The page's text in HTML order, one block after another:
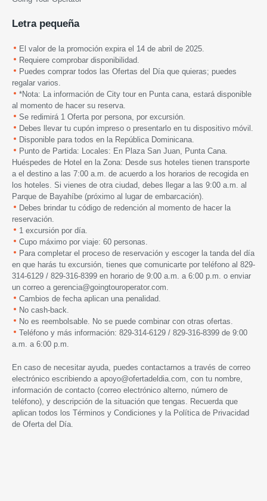
Letra pequeña
El valor de la promoción expira el 14 de abril de 2025.
Requiere comprobar disponibilidad.
Puedes comprar todos las Ofertas del Día que quieras; puedes
regalar varios.
*Nota: La información de City tour en Punta cana, estará disponible
al momento de hacer su reserva.
Se redimirá 1 Oferta por persona, por excursión.
Debes llevar tu cupón impreso o presentarlo en tu dispositivo móvil.
Disponible para todos en la República Dominicana.
Punto de Partida: Locales: En Plaza San Juan, Punta Cana.
Huéspedes de Hotel en la Zona: Desde sus hoteles tienen transporte
a el destino a las 7:00 a.m. de acuerdo a los horarios de recogida en
los hoteles. Si vienes de otra ciudad, debes llegar a las 9:00 a.m. al
Parque de Bayahíbe (próximo al lugar de embarcación).
Debes brindar tu código de redención al momento de hacer la
reservación.
1 excursión por día.
Cupo máximo por viaje: 60 personas.
Para completar el proceso de reservación y escoger la tanda del día
en que harás tu excursión, tienes que comunicarte por teléfono al 829-
314-6129 / 829-316-8399 en horario de 9:00 a.m. a 6:00 p.m. o enviar
un correo a gerencia@goingtouroperator.com.
Cambios de fecha aplican una penalidad.
No cash-back.
No es reembolsable. No se puede combinar con otras ofertas.
Teléfono y más información: 829-314-6129 / 829-316-8399 de 9:00
a.m. a 6:00 p.m.
En caso de necesitar ayuda, puedes contactarnos a través de correo
electrónico escribiendo a apoyo@ofertadeldia.com , con tu nombre,
información de contacto (correo electrónico alterno, número de
teléfono), y descripción de la situación que tengas. Recuerda que
aplican todos los Términos y Condiciones y la Política de Privacidad
de Oferta del Día.